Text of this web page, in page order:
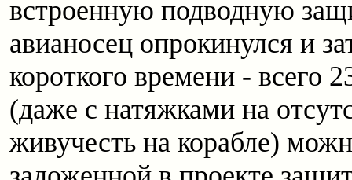
встроенную подводную
авианосец опрокинулся и
короткого времени - всего
(даже с натяжками на
живучесть на корабле)